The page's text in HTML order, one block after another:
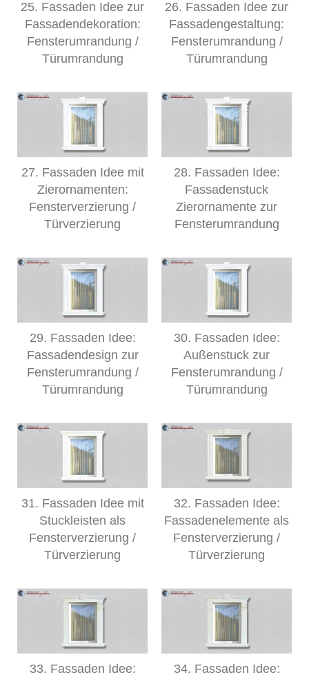
25. Fassaden Idee zur
Fassadendekoration:
Fensterumrandung /
Türumrandung
26. Fassaden Idee zur
Fassadengestaltung:
Fensterumrandung /
Türumrandung
27. Fassaden Idee mit
Zierornamenten:
Fensterverzierung /
Türverzierung
28. Fassaden Idee:
Fassadenstuck
Zierornamente zur
Fensterumrandung
29. Fassaden Idee:
Fassadendesign zur
Fensterumrandung /
Türumrandung
30. Fassaden Idee:
Außenstuck zur
Fensterumrandung /
Türumrandung
31. Fassaden Idee mit
Stuckleisten als
Fensterverzierung /
Türverzierung
32. Fassaden Idee:
Fassadenelemente als
Fensterverzierung /
Türverzierung
33. Fassaden Idee:
34. Fassaden Idee: